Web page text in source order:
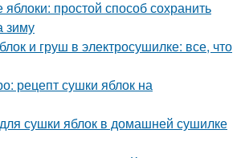
простой способ сохранить
зиму
и груш в электросушилке: все, что
рецепт сушки яблок на
сушки яблок в домашней сушилке